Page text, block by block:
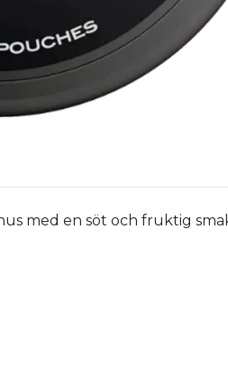
med en söt och fruktig